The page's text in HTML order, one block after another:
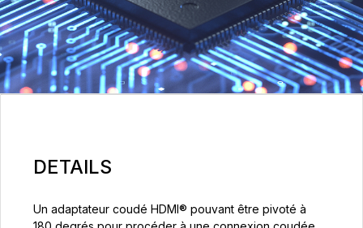
DETAILS
Un adaptateur coudé HDMI® pouvant être pivoté à